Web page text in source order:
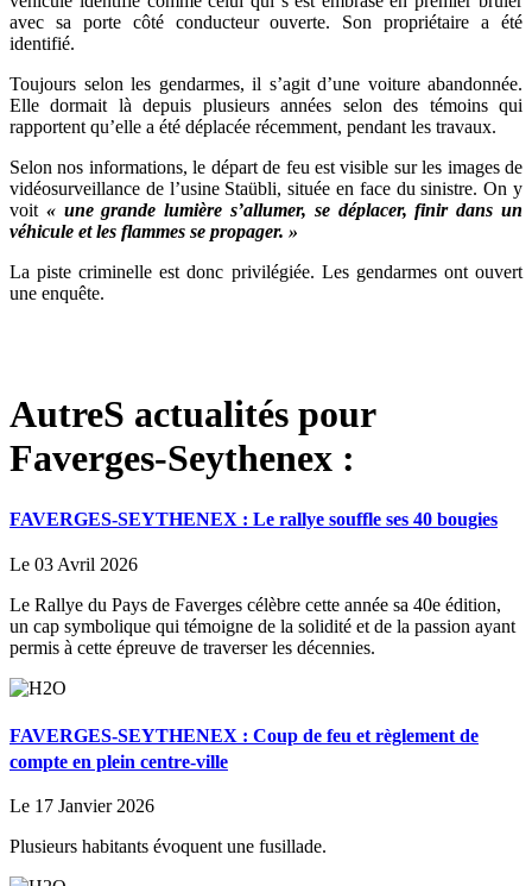
avec sa porte côté conducteur ouverte. Son propriétaire a été
identifié.
Toujours selon les gendarmes, il s’agit d’une voiture abandonnée.
Elle dormait là depuis plusieurs années selon des témoins qui
rapportent qu’elle a été déplacée récemment, pendant les travaux.
Selon nos informations, le départ de feu est visible sur les images de
vidéosurveillance de l’usine Staübli, située en face du sinistre. On y
voit « une grande lumière s’allumer, se déplacer, finir dans un
véhicule et les flammes se propager. »
La piste criminelle est donc privilégiée. Les gendarmes ont ouvert
une enquête.
AutreS actualités pour
Faverges-Seythenex :
FAVERGES-SEYTHENEX : Le rallye souffle ses 40 bougies
Le 03 Avril 2026
Le Rallye du Pays de Faverges célèbre cette année sa 40e édition,
un cap symbolique qui témoigne de la solidité et de la passion ayant
permis à cette épreuve de traverser les décennies.
FAVERGES-SEYTHENEX : Coup de feu et règlement de
compte en plein centre-ville
Le 17 Janvier 2026
Plusieurs habitants évoquent une fusillade.